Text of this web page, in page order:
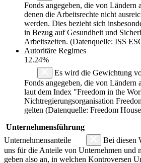
Fonds angegeben, die von Ländern
denen die Arbeitsrechte nicht
werden. Dies bezieht sich
in Bezug auf Gesundheit und
Arbeitszeiten. (Datenquelle: ISS
Autoritäre Regimes
12.24%
Es wird die Gewichtung
Fonds angegeben, die von Ländern
laut dem Index "Freedom in the
Nichtregierungsorganisation
gelten (Datenquelle: Freedom
Unternehmensführung
Unternehmensanteile
Bei diesen
uns für die Anteile von Unternehmen und
geben also an, in welchen Kontroversen